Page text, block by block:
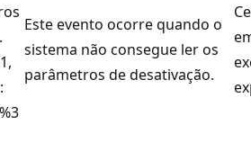
Este evento ocorre quando o
sistema não consegue ler os
parâmetros de desativação.